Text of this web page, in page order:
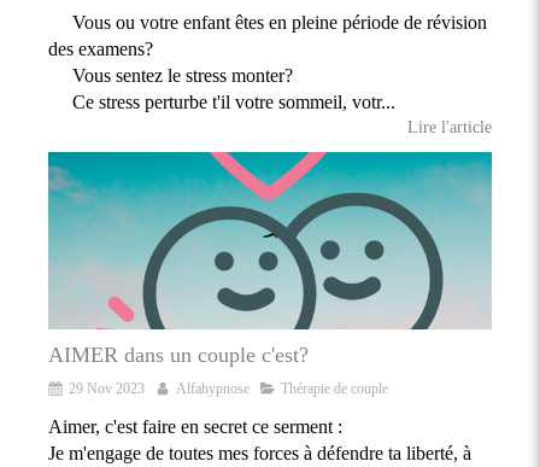
Vous ou votre enfant êtes en pleine période de révision
des examens?
Vous sentez le stress monter?
Ce stress perturbe t'il votre sommeil, votr...
Lire l'article
AIMER dans un couple c'est?
29 Nov 2023 Alfahypnose Thérapie de couple
Aimer, c'est faire en secret ce serment :
Je m'engage de toutes mes forces à défendre ta liberté, à